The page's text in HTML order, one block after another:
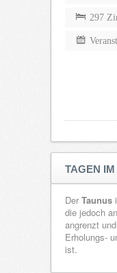
297
TAGEN
Der Taunus
die jedoch
angrenzt
Erholungs-
ist.